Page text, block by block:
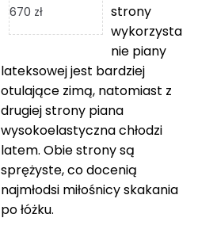
670 złZakres
5
119 zł
do
11
670 zł
strony
wykorzysta
nie piany
lateksowej jest bardziej
otulające zimą, natomiast z
drugiej strony piana
wysokoelastyczna chłodzi
latem. Obie strony są
sprężyste, co docenią
najmłodsi miłośnicy skakania
po łóżku.